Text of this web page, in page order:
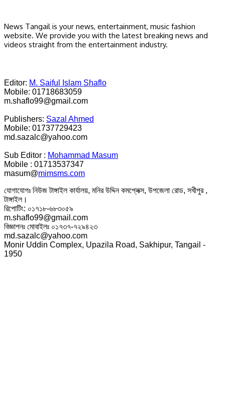
News Tangail is your news, entertainment, music fashion
website. We provide you with the latest breaking news and
videos straight from the entertainment industry.
Editor: M. Saiful Islam Shaflo
Mobile: 01718683059
m.shaflo99@gmail.com
Publishers: Sazal Ahmed
Mobile: 01737729423
md.sazalc@yahoo.com
Sub Editor : Mohammad Masum
Mobile : 01713537347
masum@mimsms.com
যোগাযোগঃ নিউজ টাঙ্গাইল কার্যালয়, মনির উদ্দিন কমপ্লেক্স, উপজেলা রোড, সখীপুর ,
টাঙ্গাইল।
রিপোটিং: ০১৭১৮-৬৮৩০৫৯
m.shaflo99@gmail.com
বিজ্ঞাপনঃ মোবাইলঃ ০১৭৩৭-৭২৯৪২৩
md.sazalc@yahoo.com
Monir Uddin Complex, Upazila Road, Sakhipur, Tangail -
1950